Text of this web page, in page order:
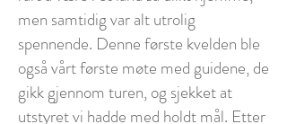
men samtidig var alt utrolig
spennende. Denne første kvelden ble
også vårt første møte med guidene, de
gikk gjennom turen, og sjekket at
utstyret vi hadde med holdt mål. Etter